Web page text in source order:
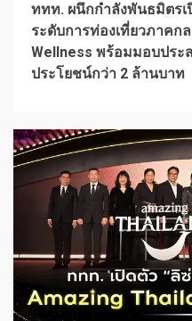
ททท. ผนึกกำลังพันธมิตรเ
ระดับการท่องเที่ยวภาคก
Wellness พร้อมมอบปร
ประโยชน์กว่า 2 ล้านบาท
1 min read